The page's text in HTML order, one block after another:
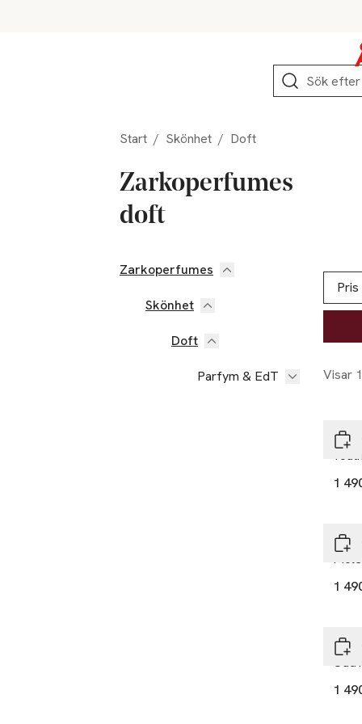
Sök
Start / Skönhet / Doft
Zarkoperfumes
doft
Hoppa till produktsidan
Zarkoperfumes
Skönhet
Doft
Parfym & EdT
Pris
Visar
Lista
1
1
1